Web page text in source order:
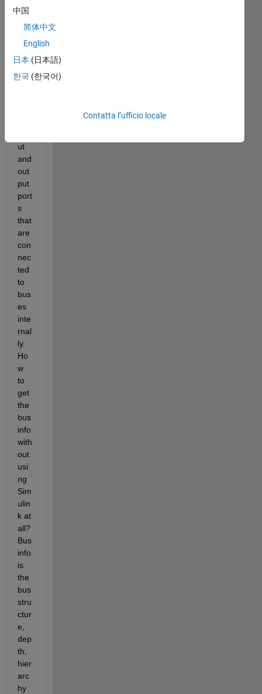
hav
e a
mo
ut
and
out
put
port
s
that
are
con
nec
ted
to
bus
es
inte
rnal
ly.
Ho
w
to
get
the
bus
info
with
out
usi
ng
Sim
ulin
k at
all?
Bus
info
is
the
bus
stru
ctur
e,
dep
th,
hier
arc
hy
中国
简体中文
English
日本 (日本語)
한국 (한국어)
Contatta l’ufficio locale